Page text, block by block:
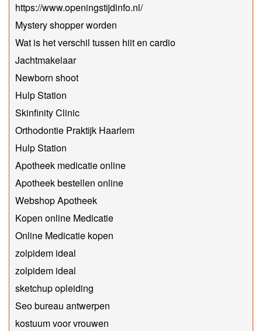
https://www.openingstijdinfo.nl/
Mystery shopper worden
Wat is het verschil tussen hiit en cardio
Jachtmakelaar
Newborn shoot
Hulp Station
Skinfinity Clinic
Orthodontie Praktijk Haarlem
Hulp Station
Apotheek medicatie online
Apotheek bestellen online
Webshop Apotheek
Kopen online Medicatie
Online Medicatie kopen
zolpidem ideal
zolpidem ideal
sketchup opleiding
Seo bureau antwerpen
kostuum voor vrouwen